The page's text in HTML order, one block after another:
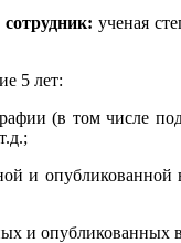
ученая
5 лет:
(в том числе
и
и опубликованных